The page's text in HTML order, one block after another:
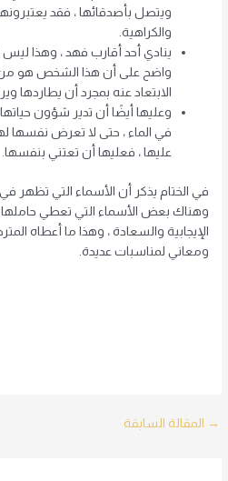
ويتصل بأصدقائها ، فقد
والكراهية.
ينادي أحد أقارب فهد ، وهذا
واضح على أن هذا الشخص هو من
الابتعاد عنه بمجرد أن يطاردها
وعليها أيضًا أن تدير شؤون
في الماء ، حتى لا تعرض نفسها
عليها ، فعليها أن تعتني بنفسها.
في الختام يذكر أن الأسماء التي تظهر
وهناك بعض الأسماء التي تعطي حاملها
الإيجابية والسعادة ، وهذا ما أعطاه
ومعاني لمناسبات عديدة.
Post
→ المقالة السابقة